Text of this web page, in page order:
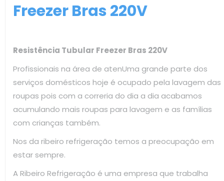
Freezer Bras 220V
Resistência Tubular Freezer Bras 220V
Profissionais na área de atenUma grande parte dos
serviços domésticos hoje é ocupado pela lavagem das
roupas pois com a correria do dia a dia acabamos
acumulando mais roupas para lavagem e as famílias
com crianças também.
Nos da ribeiro refrigeração temos a preocupação em
estar sempre.
A Ribeiro Refrigeração é uma empresa que trabalha